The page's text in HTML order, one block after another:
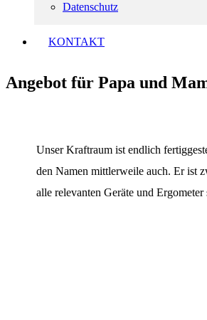
Datenschutz
KONTAKT
Angebot für Papa und
Unser Kraftraum ist endlich
den Namen mittlerweile auch. Er ist
alle relevanten Geräte und